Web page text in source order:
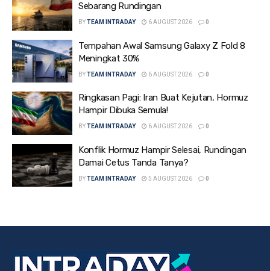
Sebarang Rundingan
BY TEAM INTRADAY 6 AUGUST 2026 0
Tempahan Awal Samsung Galaxy Z Fold 8
Meningkat 30%
BYTEAM INTRADAY 6 AUGUST 2026 0
Ringkasan Pagi: Iran Buat Kejutan, Hormuz
Hampir Dibuka Semula!
BY TEAM INTRADAY 6 AUGUST 2026 0
Konflik Hormuz Hampir Selesai, Rundingan
Damai Cetus Tanda Tanya?
BYTEAM INTRADAY 5 AUGUST 2026 0